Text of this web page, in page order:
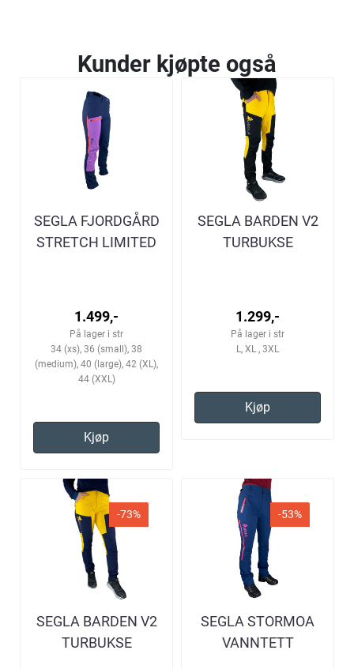
Kunder kjøpte også
SEGLA FJORDGÅRD
STRETCH LIMITED
1.499,-
På lager i str
34 (xs), 36 (small), 38
(medium), 40 (large), 42 (XL),
44 (XXL)
Kjøp
SEGLA BARDEN V2
TURBUKSE
1.299,-
På lager i str
L, XL , 3XL
Kjøp
-73%
SEGLA BARDEN V2
TURBUKSE
-53%
SEGLA STORMOA
VANNTETT